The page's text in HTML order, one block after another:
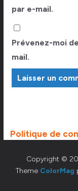
par e-mail.
Prévenez-moi
mail.
Politique de
Copyright ©
Theme ColorMag